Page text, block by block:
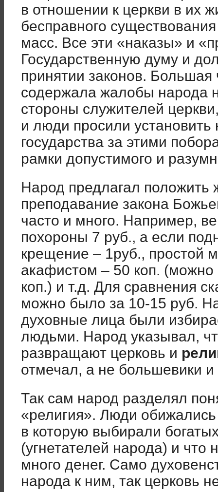
в отношении к церкви в их
бесправного
масс. Все эти «наказы» и
Государственную думу и
принятии законов. Большая
содержала жалобы народа
стороны служителей
и люди просили установить
государства за этими
рамки допустимого и
Народ предлагал положить
преподавание закона
часто и много. Например,
похороны 7 руб., а если
крещение – 1руб., простой
акафистом – 50 коп.
коп.) и т.д. Для сравнения
можно было за 10-15 руб.
духовные лица были
людьми. Народ указывал,
развращают церковь и
отмечал, а не большевики
Так сам народ разделял
«религия». Люди
в которую выбирали
(угнетателей народа) и
много денег. Само
народа к ним, так церковь